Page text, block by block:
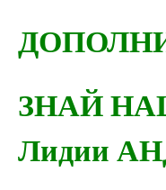
ЗНАЙ
Лидии